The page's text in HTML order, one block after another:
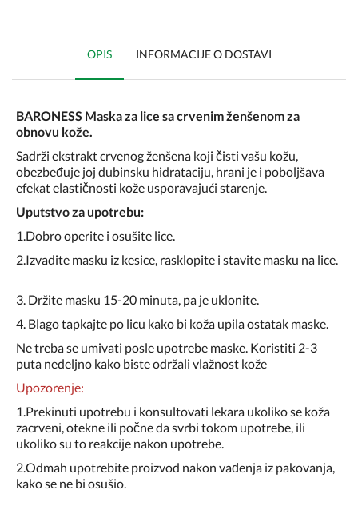
OPIS INFORMACIJE O DOSTAVI
BARONESS Maska za lice sa crvenim ženšenom za
obnovu kože.
Sadrži ekstrakt crvenog ženšena koji čisti vašu kožu,
obezbeđuje joj dubinsku hidrataciju, hrani je i poboljšava
efekat elastičnosti kože usporavajući starenje.
Uputstvo za upotrebu:
1.Dobro operite i osušite lice.
2.Izvadite masku iz kesice, rasklopite i stavite masku na lice.
3. Držite masku 15-20 minuta, pa je uklonite.
4. Blago tapkajte po licu kako bi koža upila ostatak maske.
Ne treba se umivati posle upotrebe maske. Koristiti 2-3
puta nedeljno kako biste održali vlažnost kože
Upozorenje:
1.Prekinuti upotrebu i konsultovati lekara ukoliko se koža
zacrveni, otekne ili počne da svrbi tokom upotrebe, ili
ukoliko su to reakcije nakon upotrebe.
2.Odmah upotrebite proizvod nakon vađenja iz pakovanja,
kako se ne bi osušio.